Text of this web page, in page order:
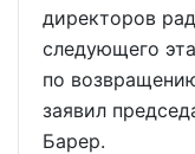
директоров
следующего
по
заявил
Барер.